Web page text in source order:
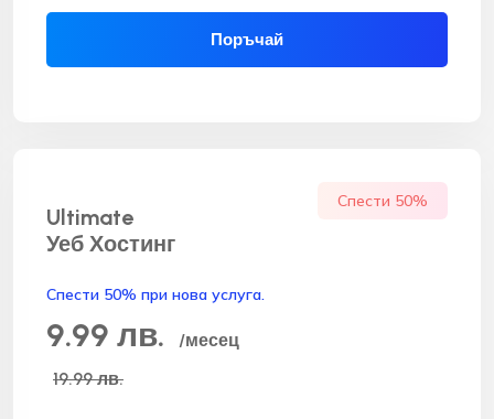
Поръчай
Ultimate
Уеб Хостинг
Спести 50%
Спести 50% при нова услуга.
9.99 лв.
/месец
19.99 лв.